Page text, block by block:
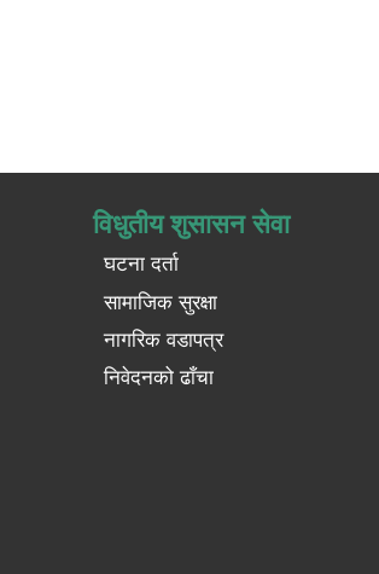
विधुतीय शुसासन सेवा
घटना दर्ता
सामाजिक सुरक्षा
नागरिक वडापत्र
निवेदनको ढाँचा